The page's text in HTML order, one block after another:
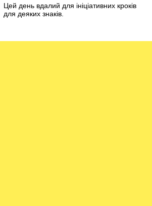
Цей день вдалий для ініціативних кроків
для деяких знаків.